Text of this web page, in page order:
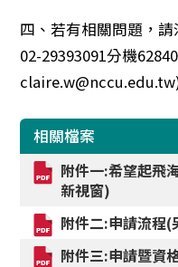
四、若有相關問題，
02-29393091分機
相關檔案
附件一:希望起飛
新視窗)
附件二:申請流程(
附件三:申請暨資